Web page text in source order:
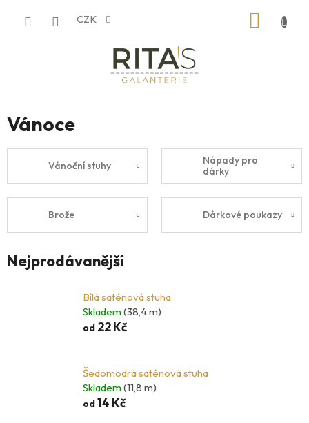
CZK
Vánoce
Vánoční stuhy
Nápady pro
dárky
Brože Dárkové poukazy
Nejprodávanější
Bílá saténová stuha
Skladem(38,4 m)
od 22 Kč
Šedomodrá saténová stuha
Skladem(11,8 m)
od14 Kč